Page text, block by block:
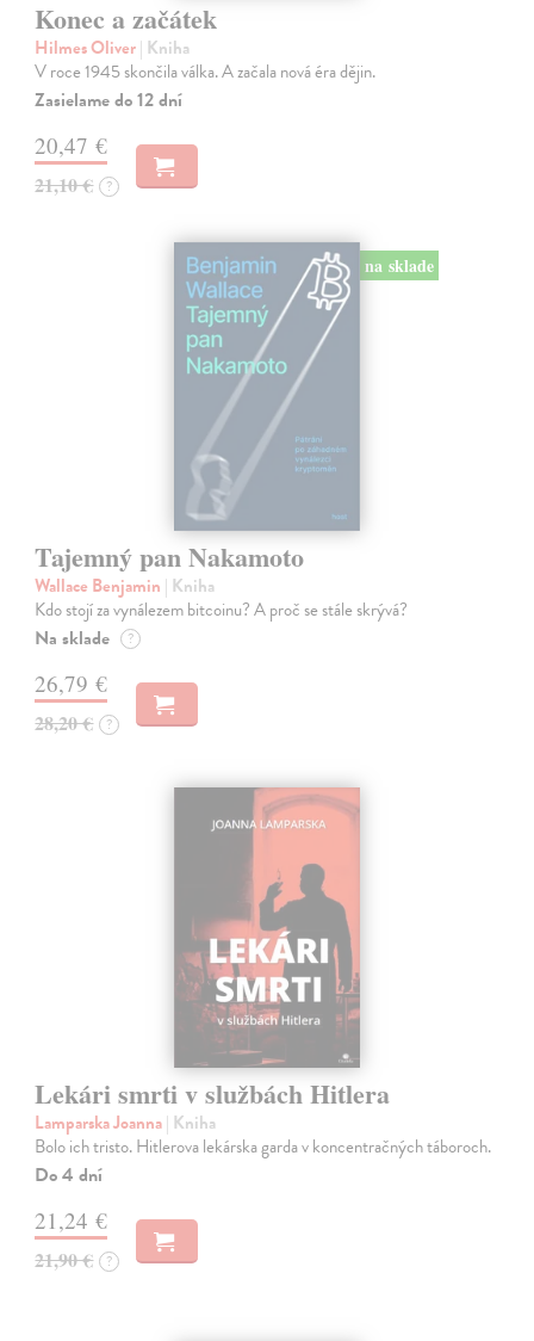
Konec a začátek
Hilmes Oliver| Kniha
V roce 1945 skončila válka. A začala nová éra dějin.
Zasielame do 12 dní
20,47 €
21,10 € ?
na sklade
Tajemný pan Nakamoto
Wallace Benjamin | Kniha
Kdo stojí za vynálezem bitcoinu? A proč se stále skrývá?
Na sklade ?
26,79 €
28,20 € ?
Lekári smrti v službách Hitlera
Lamparska Joanna| Kniha
Bolo ich tristo. Hitlerova lekárska garda v koncentračných táboroch.
Do 4 dní
21,24 €
21,90 € ?